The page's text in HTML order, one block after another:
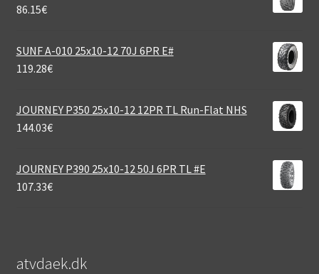
86.15€
SUNF A-010 25x10-12 70J 6PR E#
119.28€
JOURNEY P350 25x10-12 12PR TL Run-Flat NHS
144.03€
JOURNEY P390 25x10-12 50J 6PR TL #E
107.33€
atvdaek.dk